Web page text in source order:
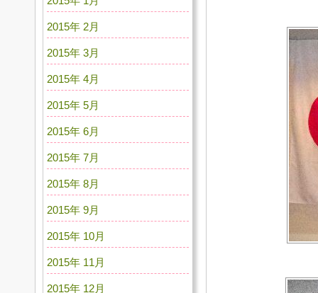
2015年 2月
2015年 3月
2015年 4月
2015年 5月
2015年 6月
2015年 7月
2015年 8月
2015年 9月
2015年 10月
2015年 11月
2015年 12月